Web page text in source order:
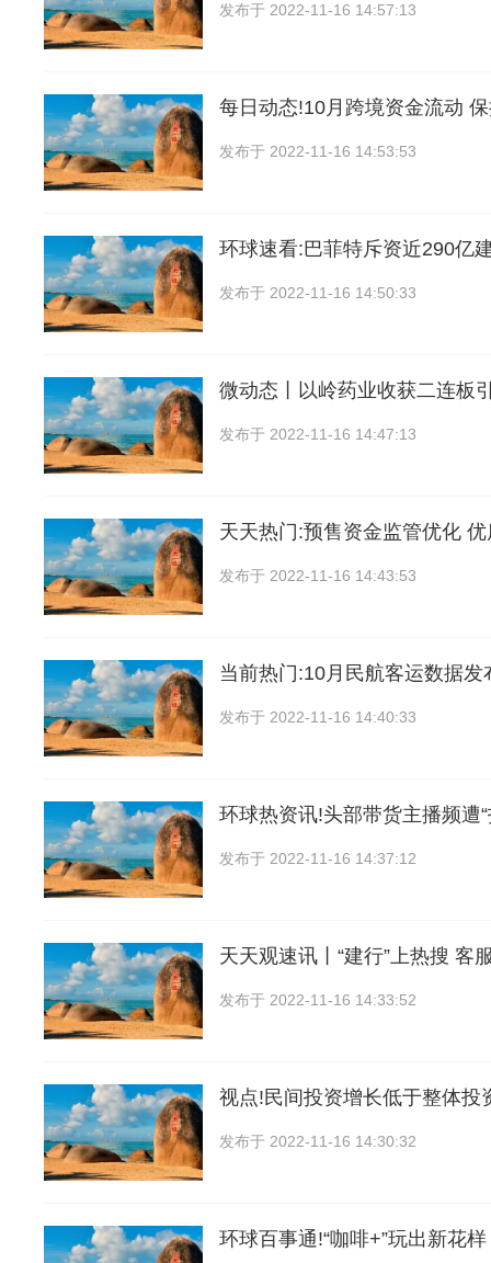
发布于 2022-11-16 14:57:13
每日动态!10月跨境资金流动
发布于 2022-11-16 14:53:53
环球速看:巴菲特斥资近290亿
发布于 2022-11-16 14:50:33
微动态丨以岭药业收获二连板
发布于 2022-11-16 14:47:13
天天热门:预售资金监管优化
发布于 2022-11-16 14:43:53
当前热门:10月民航客运数据发
发布于 2022-11-16 14:40:33
环球热资讯!头部带货主播频遭“
发布于 2022-11-16 14:37:12
天天观速讯丨“建行”上热搜 客
发布于 2022-11-16 14:33:52
视点!民间投资增长低于整体投
发布于 2022-11-16 14:30:32
环球百事通!“咖啡+”玩出新花样